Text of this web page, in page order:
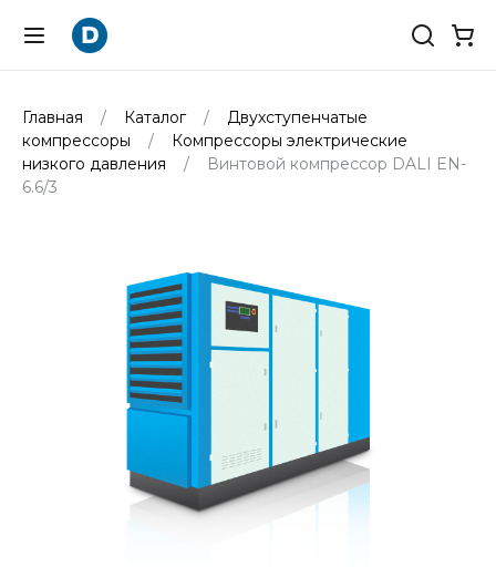
Главная Каталог
Двухступенчатые
компрессоры
Компрессоры электрические
низкого давления
Винтовой компрессор DALI EN-
6.6/3